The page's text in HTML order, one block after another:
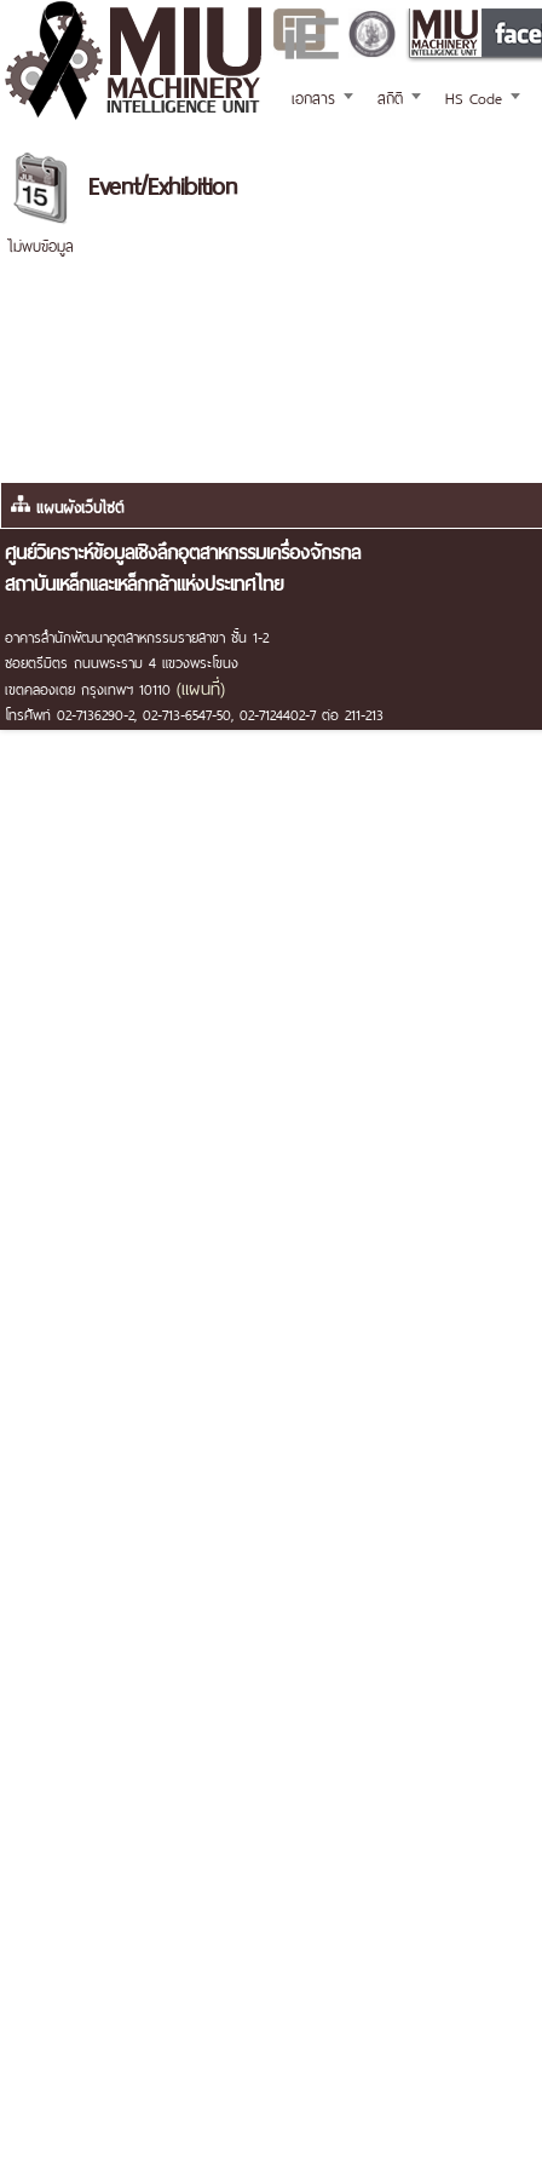
เอกสาร สถิติ HS Code
Event/Exhibition
ไม่พบข้อมูล
แผนผังเว็บไซต์
ศูนย์วิเคราะห์ข้อมูลเชิงลึกอุตสาหกรรมเครื่องจักรกล
สถาบันเหล็กและเหล็กกล้าแห่งประเทศไทย
อาคารสำนักพัฒนาอุตสาหกรรมรายสาขา ชั้น 1-2
ซอยตรีมิตร ถนนพระราม 4 แขวงพระโขนง
เขตคลองเตย กรุงเทพฯ 10110 (แผนที่)
โทรศัพท์ 02-7136290-2, 02-713-6547-50, 02-7124402-7 ต่อ 211-213